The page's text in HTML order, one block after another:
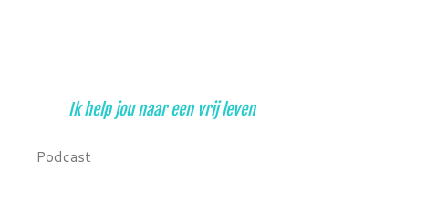
Ik help jou naar een vrij leven
Podcast